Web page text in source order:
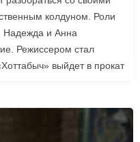
колдуном. Роли
Надежда и Анна
Режиссером стал
выйдет в прокат